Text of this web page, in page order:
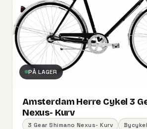
PÅ LAGER
Amsterdam Herre Cykel 3
Nexus- Kurv
3 Gear Shimano Nexus- Kurv Bycykel